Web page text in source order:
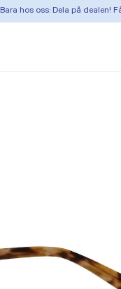
Bara hos oss: Dela på dealen!